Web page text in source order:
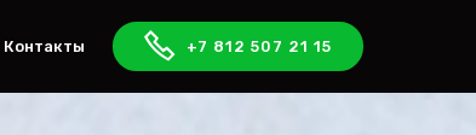
Контакты +7 812 507 21 15